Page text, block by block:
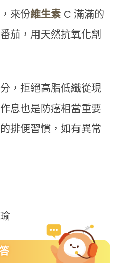
來份維生素 C 滿滿的
茄，用天然抗氧化劑
，拒絕高脂低纖從現
息也是防癌相當重要
排便習慣，如有異常